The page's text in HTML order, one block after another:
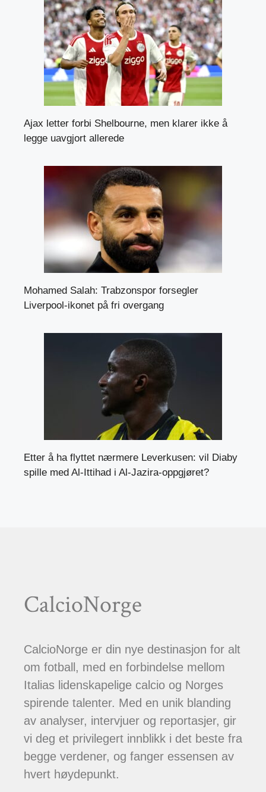
Ajax letter forbi Shelbourne, men klarer ikke å
legge uavgjort allerede
Mohamed Salah: Trabzonspor forsegler
Liverpool-ikonet på fri overgang
Etter å ha flyttet nærmere Leverkusen: vil Diaby
spille med Al-Ittihad i Al-Jazira-oppgjøret?
CalcioNorge
CalcioNorge er din nye destinasjon for alt
om fotball, med en forbindelse mellom
Italias lidenskapelige calcio og Norges
spirende talenter. Med en unik blanding
av analyser, intervjuer og reportasjer, gir
vi deg et privilegert innblikk i det beste fra
begge verdener, og fanger essensen av
hvert høydepunkt.